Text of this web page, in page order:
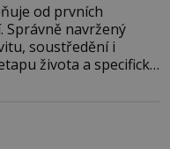
od prvních
Správně navržený
soustředění i
života a specifické